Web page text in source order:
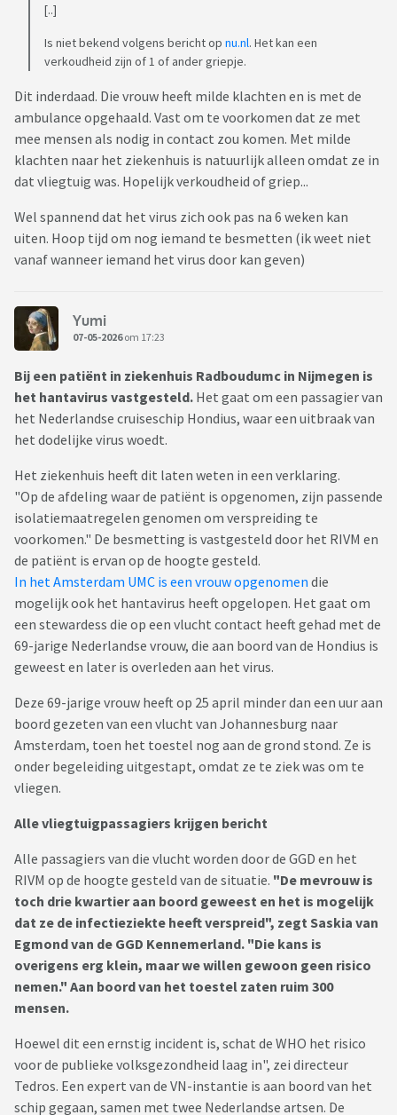
[..]
Is niet bekend volgens bericht op nu.nl. Het kan een
verkoudheid zijn of 1 of ander griepje.
Dit inderdaad. Die vrouw heeft milde klachten en is met de
ambulance opgehaald. Vast om te voorkomen dat ze met
mee mensen als nodig in contact zou komen. Met milde
klachten naar het ziekenhuis is natuurlijk alleen omdat ze in
dat vliegtuig was. Hopelijk verkoudheid of griep...
Wel spannend dat het virus zich ook pas na 6 weken kan
uiten. Hoop tijd om nog iemand te besmetten (ik weet niet
vanaf wanneer iemand het virus door kan geven)
Yumi
07-05-2026om 17:23
Bij een patiënt in ziekenhuis Radboudumc in Nijmegen is
het hantavirus vastgesteld. Het gaat om een passagier van
het Nederlandse cruiseschip Hondius, waar een uitbraak van
het dodelijke virus woedt.
Het ziekenhuis heeft dit laten weten in een verklaring.
"Op de afdeling waar de patiënt is opgenomen, zijn passende
isolatiemaatregelen genomen om verspreiding te
voorkomen." De besmetting is vastgesteld door het RIVM en
de patiënt is ervan op de hoogte gesteld.
In het Amsterdam UMC is een vrouw opgenomen die
mogelijk ook het hantavirus heeft opgelopen. Het gaat om
een stewardess die op een vlucht contact heeft gehad met de
69-jarige Nederlandse vrouw, die aan boord van de Hondius is
geweest en later is overleden aan het virus.
Deze 69-jarige vrouw heeft op 25 april minder dan een uur aan
boord gezeten van een vlucht van Johannesburg naar
Amsterdam, toen het toestel nog aan de grond stond. Ze is
onder begeleiding uitgestapt, omdat ze te ziek was om te
vliegen.
Alle vliegtuigpassagiers krijgen bericht
Alle passagiers van die vlucht worden door de GGD en het
RIVM op de hoogte gesteld van de situatie. "De mevrouw is
toch drie kwartier aan boord geweest en het is mogelijk
dat ze de infectieziekte heeft verspreid", zegt Saskia van
Egmond van de GGD Kennemerland. "Die kans is
overigens erg klein, maar we willen gewoon geen risico
nemen." Aan boord van het toestel zaten ruim 300
mensen.
Hoewel dit een ernstig incident is, schat de WHO het risico
voor de publieke volksgezondheid laag in", zei directeur
Tedros. Een expert van de VN-instantie is aan boord van het
schip gegaan, samen met twee Nederlandse artsen. De